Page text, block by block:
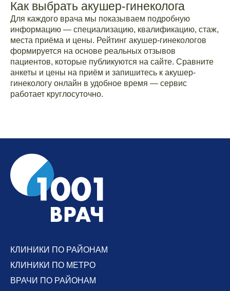
Как выбрать акушер-гинеколога
Для каждого врача мы показываем подробную
информацию — специализацию, квалификацию, стаж,
места приёма и цены. Рейтинг акушер-гинекологов
формируется на основе реальных отзывов
пациентов, которые публикуются на сайте. Сравните
анкеты и цены на приём и запишитесь к акушер-
гинекологу онлайн в удобное время — сервис
работает круглосуточно.
КЛИНИКИ ПО РАЙОНАМ
КЛИНИКИ ПО МЕТРО
ВРАЧИ ПО РАЙОНАМ